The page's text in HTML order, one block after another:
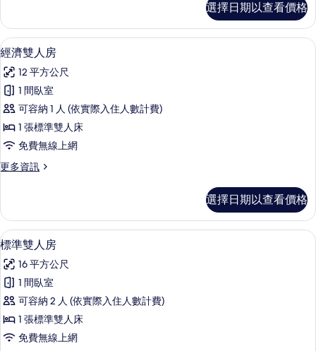
有
相
片
客
房
的
情
選擇日期以查看價格
顯
示
經
濟
雙
人
的
有
相
片
經濟雙人房 | 高級寢具、書桌、隔音、
4
經濟雙人房
12 平方公尺
1 間臥室
可容納 1 人 (依實際入住人數計費)
1 張標準雙人床
免費無線上網
更多資訊
更
雙
人
房
詳
情
選擇日期以查看價格
顯
示
標
準
雙
人
標準雙人房 | 高級寢具、書桌、隔音、
5
標準雙人房
16 平方公尺
1 間臥室
可容納 2 人 (依實際入住人數計費)
1 張標準雙人床
免費無線上網